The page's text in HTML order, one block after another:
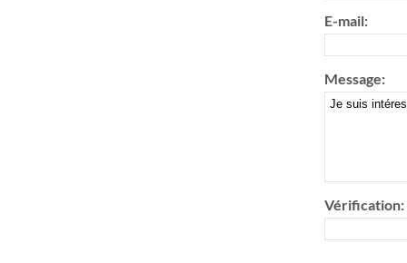
E-mail:
Message:
Vérification: